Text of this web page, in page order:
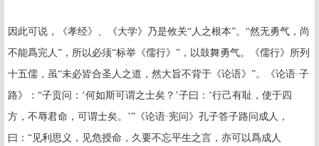
因此可说，《孝经》、《大学》乃是攸关“人之根本”。“然无勇气，尚
不能爲完人”，所以必须“标举《儒行》”，以鼓舞勇气。《儒行》所列
十五儒，虽“未必皆合圣人之道，然大旨不背于《论语》”。《论语·子
路》：“子贡问：‘何如斯可谓之士矣？’子曰：‘行己有耻，使于四
方，不辱君命，可谓士矣。’”《论语·宪问》孔子答子路问成人，
曰：“见利思义，见危授命，久要不忘平生之言，亦可以爲成人